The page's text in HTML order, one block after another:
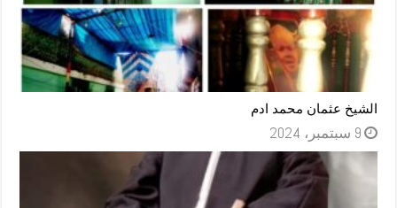
الشيخ عثمان محمد ادم
9 سبتمبر، 2024